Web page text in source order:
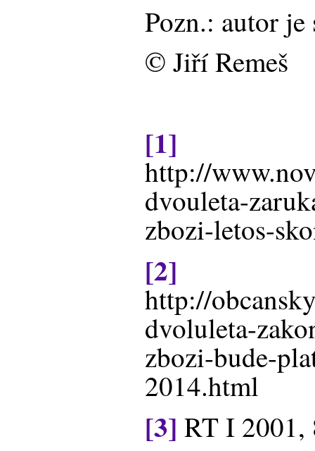
Pozn.: autor
© Jiří Remeš
[1]
http://
dvouleta-
zbozi-letos-
[2]
http://
dvoluleta-
zbozi-bude-
2014.html
[3] RT I 2001,